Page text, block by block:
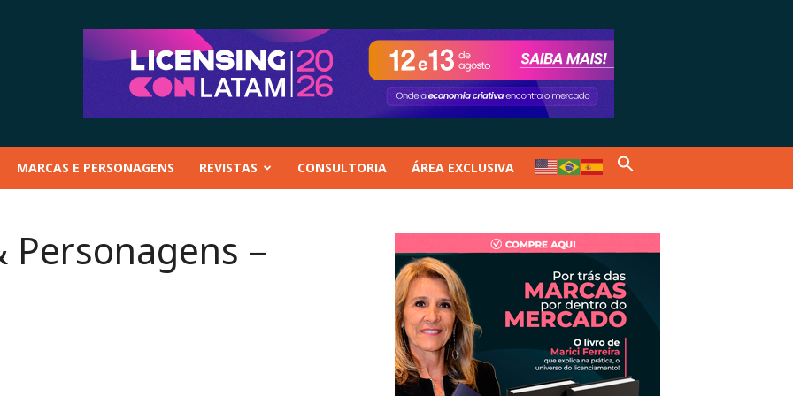
MARCAS E PERSONAGENS REVISTAS CONSULTORIA ÁREA EXCLUSIVA
Personagens –